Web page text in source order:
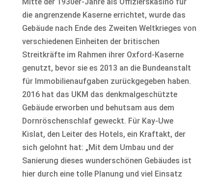
die angrenzende Kaserne errichtet, wurde das
Gebäude nach Ende des Zweiten Weltkrieges von
verschiedenen Einheiten der britischen
Streitkräfte im Rahmen ihrer Oxford-Kaserne
genutzt, bevor sie es 2013 an die Bundeanstalt
für Immobilienaufgaben zurückgegeben haben.
2016 hat das UKM das denkmalgeschützte
Gebäude erworben und behutsam aus dem
Dornröschenschlaf geweckt. Für Kay-Uwe
Kislat, den Leiter des Hotels, ein Kraftakt, der
sich gelohnt hat: „Mit dem Umbau und der
Sanierung dieses wunderschönen Gebäudes ist
hier durch eine tolle Planung und viel Einsatz